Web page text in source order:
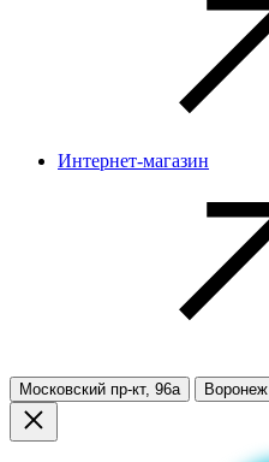
Интернет-магазин
Московский пр-кт, 96а Воронеж